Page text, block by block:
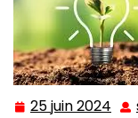
25 juin 2024 25